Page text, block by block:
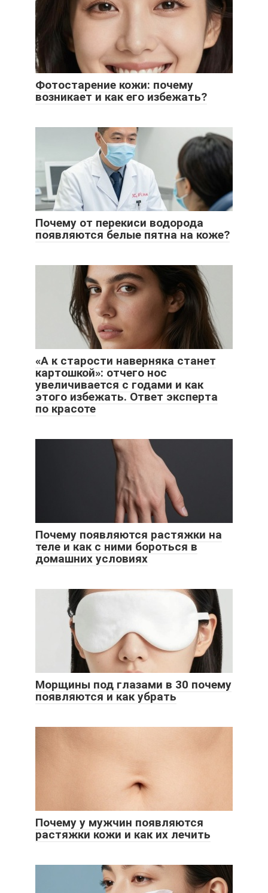
Фотостарение кожи: почему
возникает и как его избежать?
Почему от перекиси водорода
появляются белые пятна на коже?
«А к старости наверняка станет
картошкой»: отчего нос
увеличивается с годами и как
этого избежать. Ответ эксперта
по красоте
Почему появляются растяжки на
теле и как с ними бороться в
домашних условиях
Морщины под глазами в 30 почему
появляются и как убрать
Почему у мужчин появляются
растяжки кожи и как их лечить